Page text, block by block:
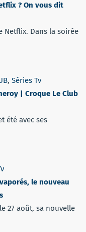
? On vous dit
Netflix. Dans la soirée
, Séries Tv
| Croque Le Club
été avec ses
le nouveau
27 août, sa nouvelle